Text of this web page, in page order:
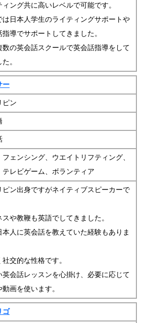
ィング共に高いレベルで可能です。
は日本人学生のライティングサポートや
指導でサポートしてきました。
数の英会話スクールで英会話指導をして
。
ー
ピン
フェンシング、ウエイトリフティング、
テレビゲーム、ボランティア
ピン出身ですがネイティブスピーカーで
スや教鞭も英語でしてきました。
本人に英会話を教えていた経験もありま
社交的な性格です。
英会話レッスンを心掛け、必要に応じて
画を使います。
ゴ